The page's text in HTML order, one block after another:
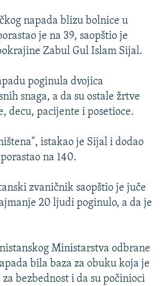
napada blizu bolnice u
je na 39, saopštio je
Zabul Gul Islam Sijal.
poginula dvojica
snaga, a da su ostale žrtve
decu, pacijente i posetioce.
istakao je Sijal i dodao
na 140.
zvaničnik saopštio je juče
20 ljudi poginulo, a da je
Ministarstva odbrane
bila baza za obuku koja je
bezbednost i da su počinioci